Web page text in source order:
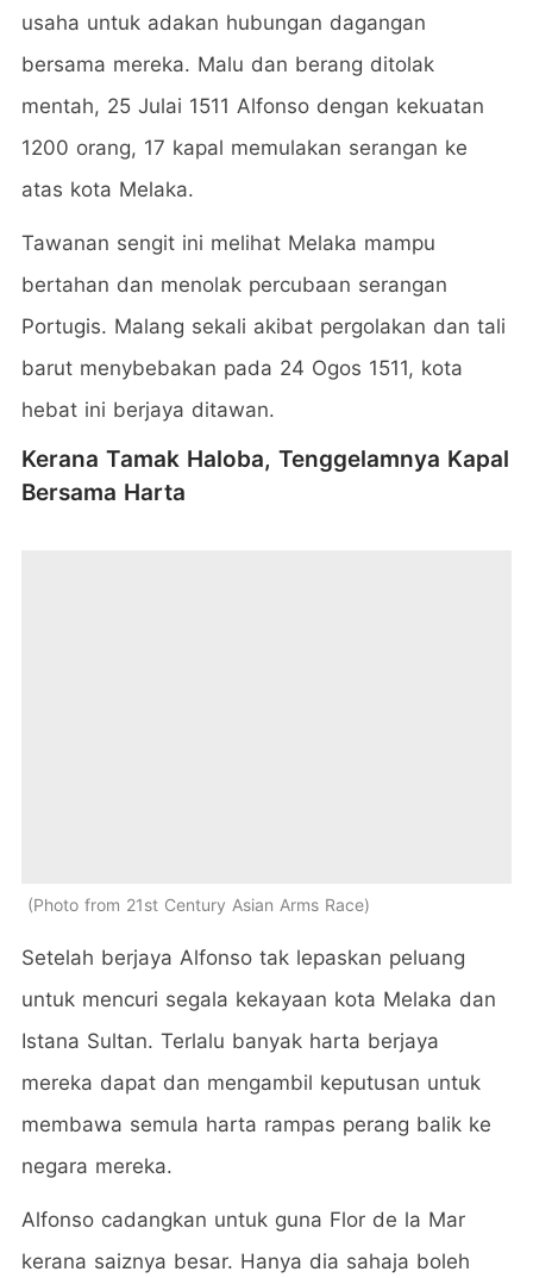
usaha untuk adakan hubungan dagangan
bersama mereka. Malu dan berang ditolak
mentah, 25 Julai 1511 Alfonso dengan kekuatan
1200 orang, 17 kapal memulakan serangan ke
atas kota Melaka.
Tawanan sengit ini melihat Melaka mampu
bertahan dan menolak percubaan serangan
Portugis. Malang sekali akibat pergolakan dan tali
barut menybebakan pada 24 Ogos 1511, kota
hebat ini berjaya ditawan.
Kerana Tamak Haloba, Tenggelamnya Kapal
Bersama Harta
Photo from 21st Century Asian Arms Race
Setelah berjaya Alfonso tak lepaskan peluang
untuk mencuri segala kekayaan kota Melaka dan
Istana Sultan. Terlalu banyak harta berjaya
mereka dapat dan mengambil keputusan untuk
membawa semula harta rampas perang balik ke
negara mereka.
Alfonso cadangkan untuk guna Flor de la Mar
kerana saiznya besar. Hanya dia sahaja boleh